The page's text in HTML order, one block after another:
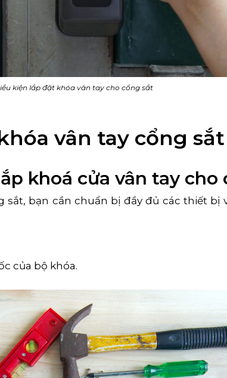
kiện lắp đặt khóa vân tay cho cổng sắt
vân tay cổng
khoá cửa vân tay cho
sắt, bạn cần chuẩn bị đầy đủ các thiết bị
của bộ khóa.